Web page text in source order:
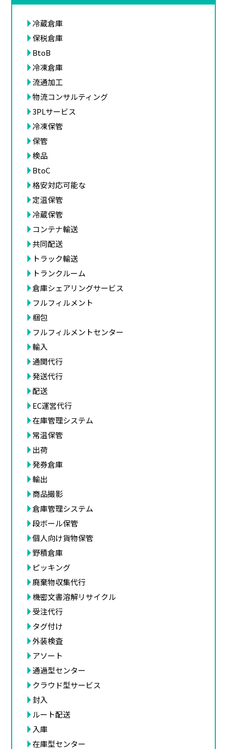
冷蔵倉庫
保税倉庫
BtoB
冷凍倉庫
流通加工
物流コンサルティング
3PLサービス
冷凍保管
保管
検品
BtoC
格安対応可能な
定温保管
冷蔵保管
コンテナ輸送
共同配送
トラック輸送
トランクルーム
倉庫シェアリングサービス
フルフィルメント
梱包
フルフィルメントセンター
輸入
通関代行
発送代行
配送
EC運営代行
在庫管理システム
常温保管
出荷
発券倉庫
輸出
商品撮影
倉庫管理システム
段ボール保管
個人向け貨物保管
野積倉庫
ピッキング
廃棄物収集代行
機密文書溶解リサイクル
受注代行
タグ付け
外装検査
アソート
通過型センター
クラウド型サービス
封入
ルート配送
入庫
在庫型センター